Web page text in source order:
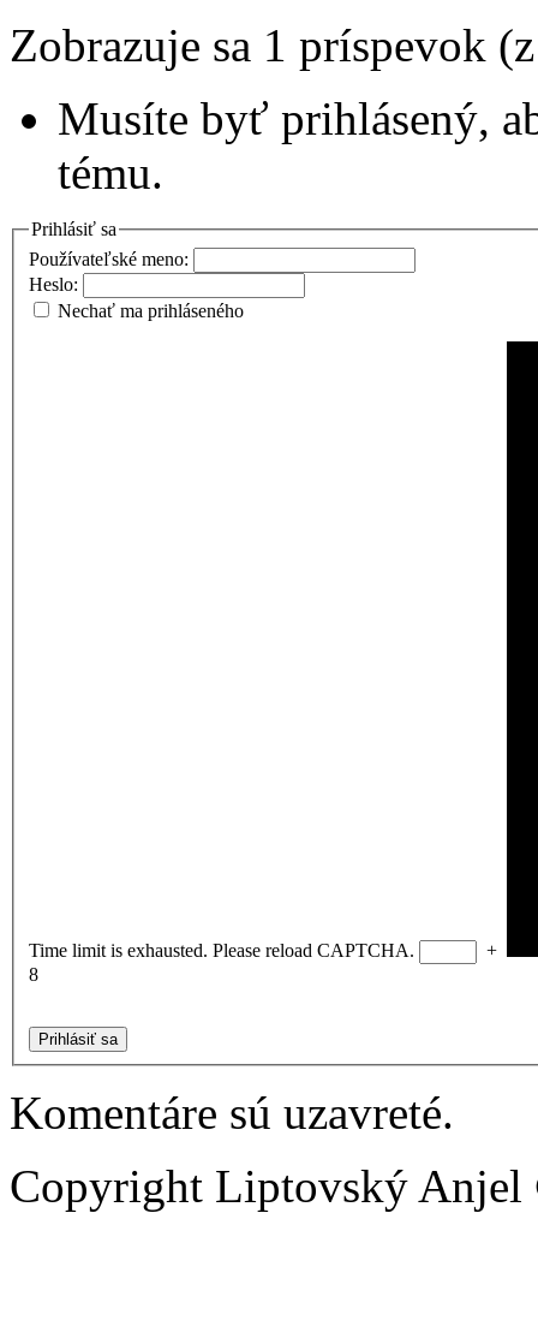
Zobrazuje sa 1 príspevok
Musíte byť prihlásený,
tému.
Prihlásiť sa
Používateľské meno:
Heslo:
Nechať ma prihláseného
Time limit is exhausted. Please reload CAPTCHA.
+
8
Prihlásiť sa
Komentáre sú uzavreté.
Copyright Liptovský Anjel